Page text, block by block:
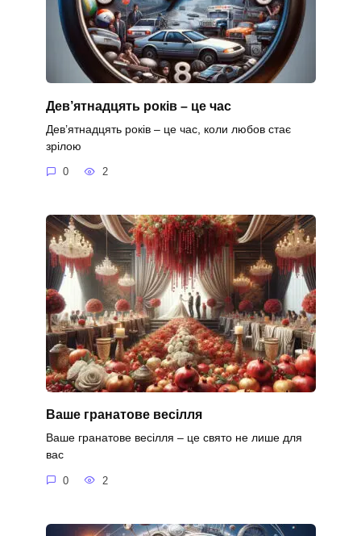
Дев’ятнадцять років – це час
Дев’ятнадцять років – це час, коли любов стає
зрілою
0 2
Ваше гранатове весілля
Ваше гранатове весілля – це свято не лише для
вас
0 2